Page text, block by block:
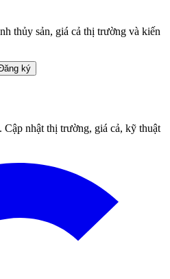
thủy sản, giá cả thị trường và kiến
ký
nhật thị trường, giá cả, kỹ thuật